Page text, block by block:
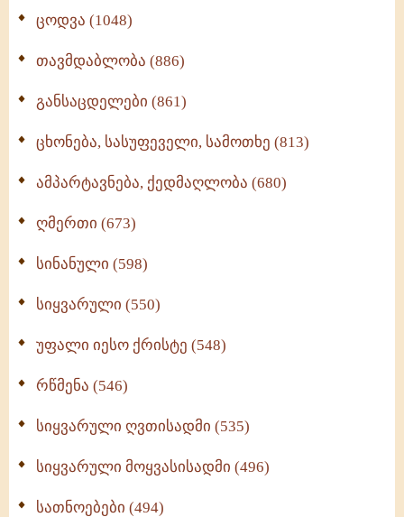
ცოდვა (1048)
თავმდაბლობა (886)
განსაცდელები (861)
ცხონება, სასუფეველი, სამოთხე (813)
ამპარტავნება, ქედმაღლობა (680)
ღმერთი (673)
სინანული (598)
სიყვარული (550)
უფალი იესო ქრისტე (548)
რწმენა (546)
სიყვარული ღვთისადმი (535)
სიყვარული მოყვასისადმი (496)
სათნოებები (494)